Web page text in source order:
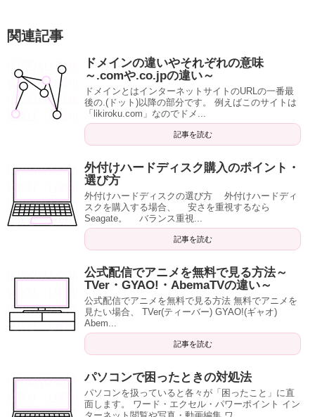
関連記事
ドメインの違いやそれぞれの意味
～.comや.co.jpの違い～
ドメインとはインターネットサイトのURLの一番最
後の.(ドット)以降の部分です。 例えばこのサイトは
「likiroku.com」なのでドメ...
記事を読む
外付けハードディスク購入のポイント・
選び方
外付けハードディスクの選び方 外付けハードディ
スクを購入する場合、 安さを重視するなら
Seagate。 バランス重視...
記事を読む
公式配信でアニメを無料で見る方法～
TVer・GYAO!・AbemaTVの違い～
公式配信でアニメを無料で見る方法 無料でアニメを
見たい場合、 TVer(ティーバー) GYAO!(ギャオ)
Abem...
記事を読む
パソコンで困ったときの対処法
パソコンを扱っていると各々が「困ったこと」に直
面します。 ワード・エクセル・パワーポイント イン